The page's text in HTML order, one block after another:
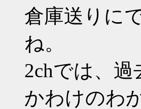
倉庫送りに
ね。
2chでは、
かわけのわ